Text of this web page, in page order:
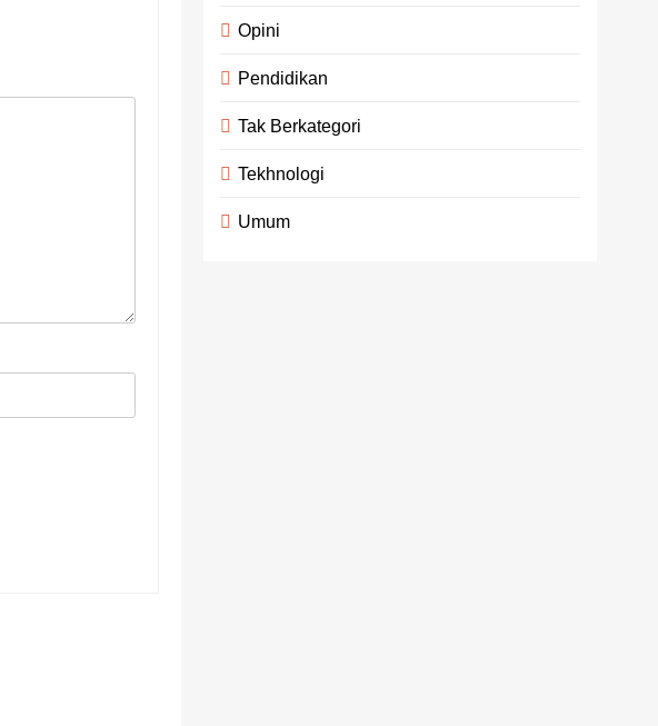
Opini
Pendidikan
Tak Berkategori
Tekhnologi
Umum